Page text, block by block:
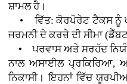
ਸ਼ਾਮਲ ਹੈ।
• ਵਿੱਤ: ਕੋਰਪੋਰੇਟ ਟੈਕਸ ਨੂੰ
ਜਰਮਨੀ ਦੇ ਕਰਜ਼ੇ ਦੀ ਸੀਮਾ
• ਪਰਵਾਸ ਅਤੇ ਸਰਹੱਦ
ਨਾਲ ਅਸਾਈਲ ਪ੍ਰਕਿਰਿਆ,
ਨਿਕਾਸੀ। ਇਹਨਾਂ ਵਿੱਚ